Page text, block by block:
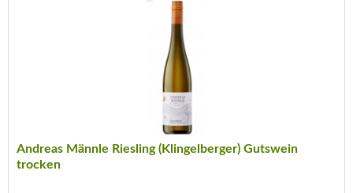
Andreas Männle Riesling (Klingelberger) Gutswein
trocken